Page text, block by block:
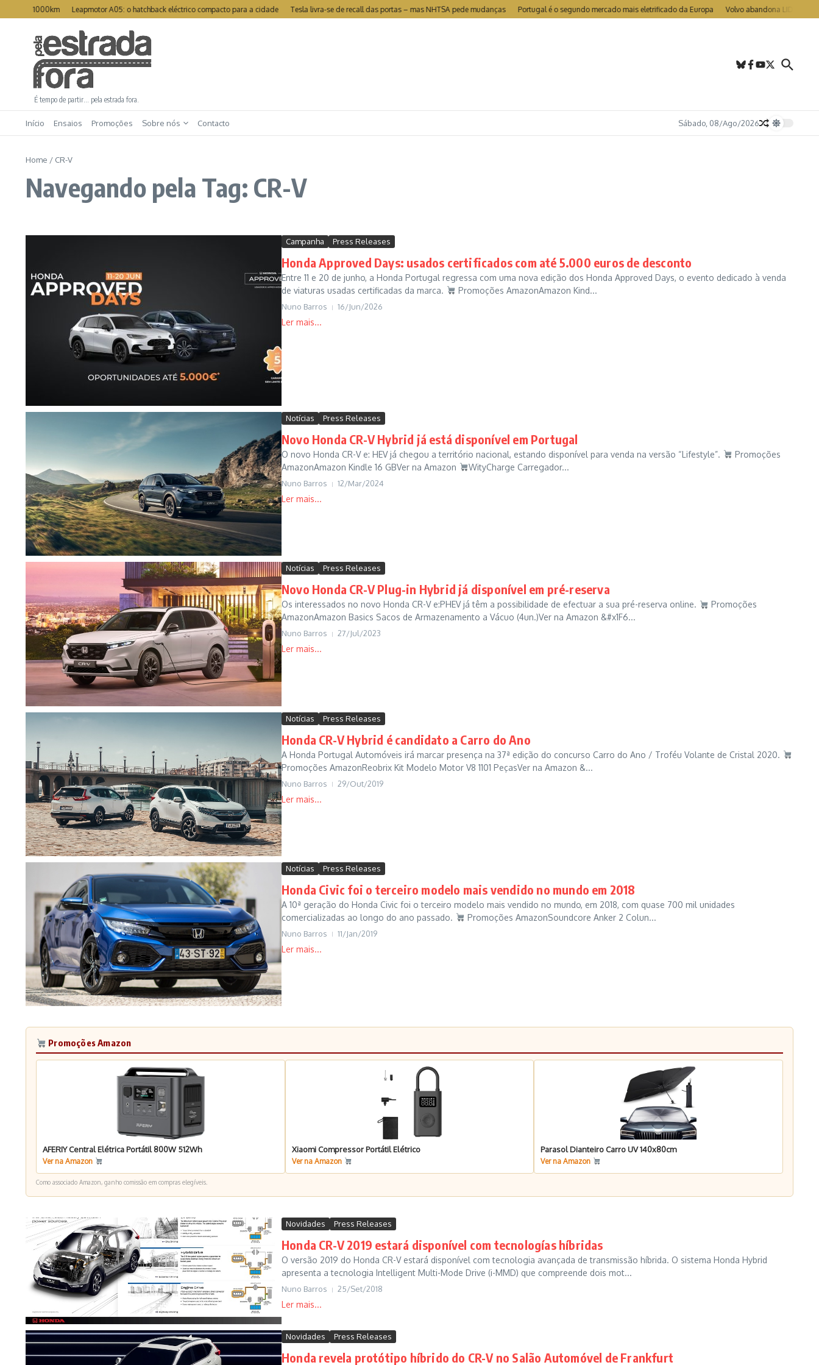
Ir para o conteúdo
os 1000km Leapmotor A05: o hatchback eléctrico compacto para a cidade Tesla livra-se de recall das portas – mas NHTSA pede mudanças Portugal é o segundo mercado mais eletrificado da Europa Volvo abandona LIDAR nos
É tempo de partir… pela estrada fora.
Início Ensaios Promoções Sobre nós Contacto Sábado, 08/Ago/2026
Home / CR-V
Navegando pela Tag: CR-V
Campanha Press Releases
Honda Approved Days: usados certificados com até 5.000 euros de desconto
Entre 11 e 20 de junho, a Honda Portugal regressa com uma nova edição dos Honda Approved Days, o evento dedicado à venda
de viaturas usadas certificadas da marca.
Promoções AmazonAmazon Kind...
Nuno Barros 16/Jun/2026
Notícias Press Releases
Novo Honda CR-V Hybrid já está disponível em Portugal
O novo Honda CR-V e: HEV já chegou a território nacional, estando disponível para venda na versão “Lifestyle”.
Promoções
AmazonAmazon Kindle 16 GBVer na Amazon
WityCharge Carregador...
Nuno Barros 12/Mar/2024
Notícias Press Releases
Novo Honda CR-V Plug-in Hybrid já disponível em pré-reserva
Os interessados no novo Honda CR-V e:PHEV já têm a possibilidade de efectuar a sua pré-reserva online.
Promoções
AmazonAmazon Basics Sacos de Armazenamento a Vácuo (4un.)Ver na Amazon &#x1F6...
Nuno Barros 27/Jul/2023
Notícias Press Releases
Honda CR-V Hybrid é candidato a Carro do Ano
A Honda Portugal Automóveis irá marcar presença na 37ª edição do concurso Carro do Ano / Troféu Volante de Cristal 2020.
Promoções AmazonReobrix Kit Modelo Motor V8 1101 PeçasVer na Amazon &...
Nuno Barros 29/Out/2019
Notícias Press Releases
Honda Civic foi o terceiro modelo mais vendido no mundo em 2018
A 10ª geração do Honda Civic foi o terceiro modelo mais vendido no mundo, em 2018, com quase 700 mil unidades
comercializadas ao longo do ano passado.
Promoções AmazonSoundcore Anker 2 Colun...
Nuno Barros 11/Jan/2019
Promoções Amazon
AFERIY Central Elétrica Portátil 800W 512Wh
Ver na Amazon
Xiaomi Compressor Portátil Elétrico
Ver na Amazon
Parasol Dianteiro Carro UV 140x80cm
Ver na Amazon
Como associado Amazon, ganho comissão em compras elegíveis.
Novidades Press Releases
Honda CR-V 2019 estará disponível com tecnologías híbridas
O versão 2019 do Honda CR-V estará disponível com tecnologia avançada de transmissão híbrida. O sistema Honda Hybrid
apresenta a tecnologia Intelligent Multi-Mode Drive (i-MMD) que compreende dois mot...
Nuno Barros 25/Set/2018
Novidades Press Releases
Honda revela protótipo híbrido do CR-V no Salão Automóvel de Frankfurt